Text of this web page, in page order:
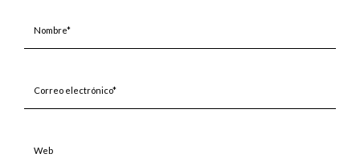
electrónico*